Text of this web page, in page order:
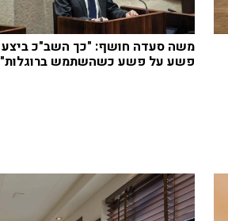
משה סעדה חושף: "כך השב"כ ביצע
פשע על פשע כשהשתמש ברוגלות"